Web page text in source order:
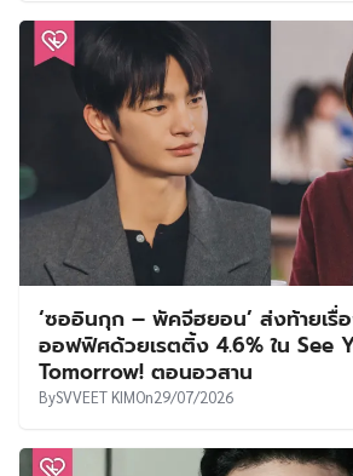
‘ซออินกุก – พัคจีฮยอน’ ส่งท้ายเรื่อ
ออฟฟิศด้วยเรตติ้ง 4.6% ใน See
Tomorrow! ตอนอวสาน
BySVVEET KIMOn29/07/2026